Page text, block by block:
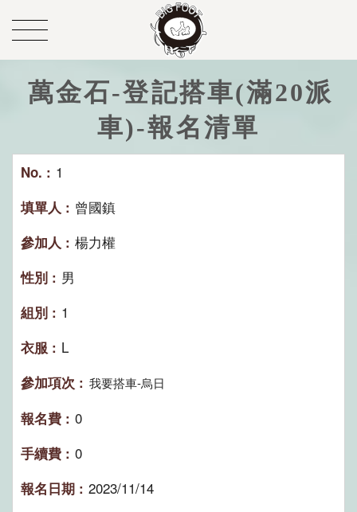
萬金石-登記搭車(滿20派
車)-報名清單
1
曾國鎮
楊力權
男
1
L
我要搭車-烏日
0
0
2023/11/14